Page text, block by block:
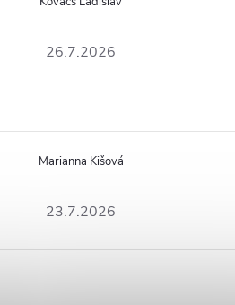
26.7.2026
Marianna Kišová
23.7.2026